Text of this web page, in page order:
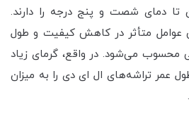
تا دمای شصت و پنج درجه را دارند.
عوامل متأثر در کاهش کیفیت و طول
محسوب می‌شود. در واقع، گرمای زیاد
عمر تراشه‌های ال ای دی را به میزان